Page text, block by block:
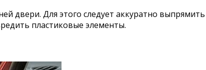
двери. Для этого следует аккуратно
пластиковые элементы.